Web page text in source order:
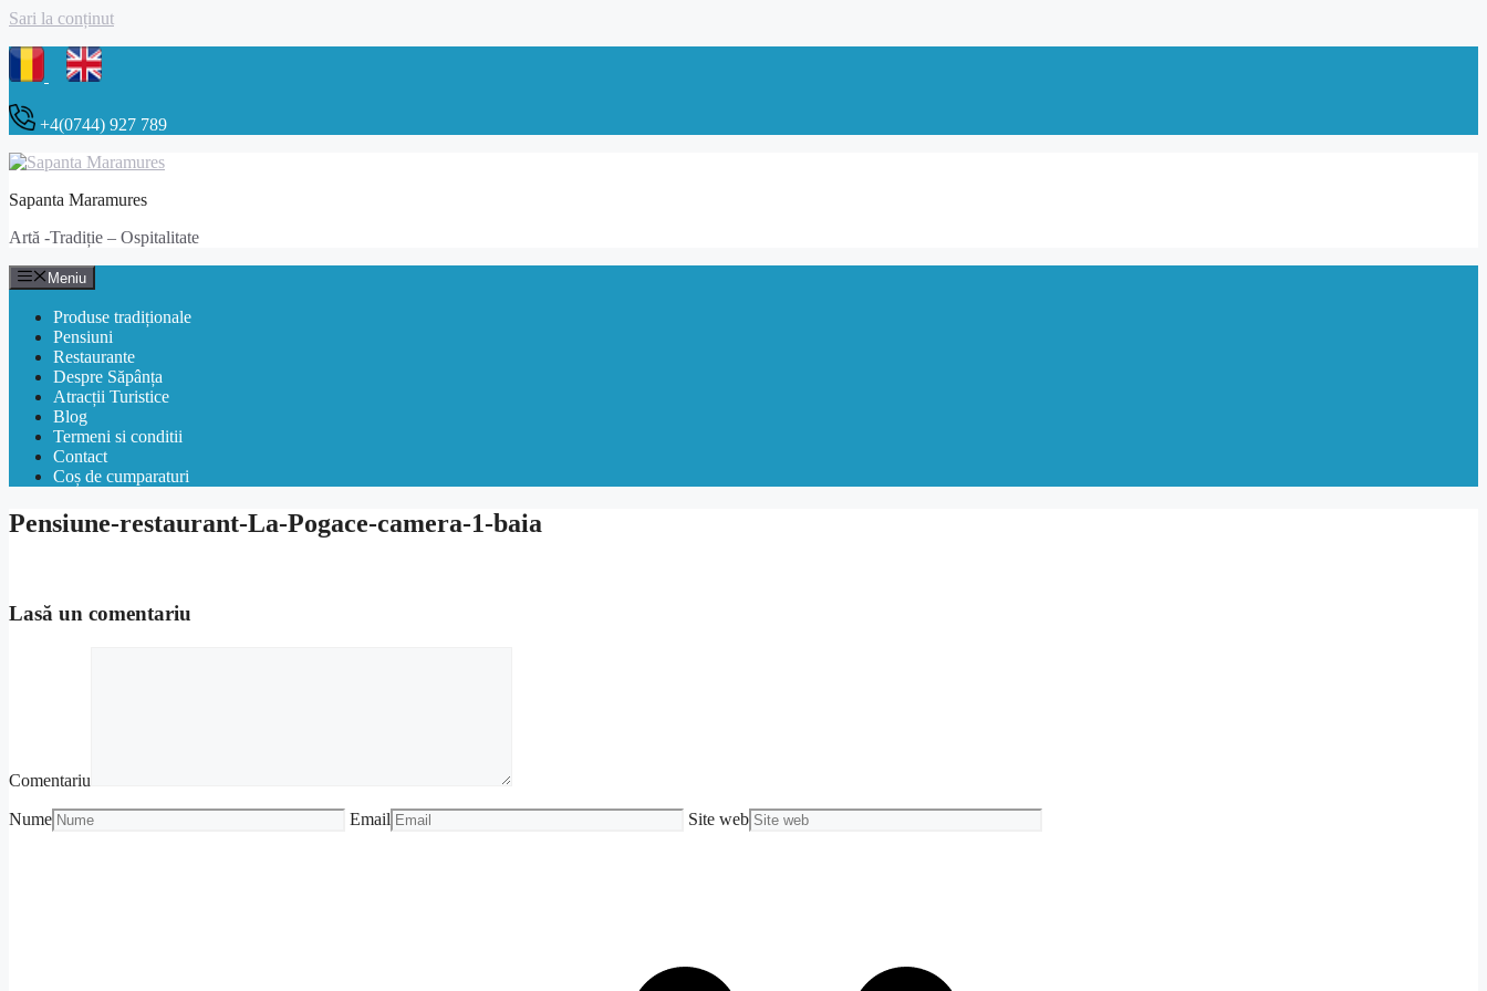
Sari la conținut
+4(0744) 927 789
Sapanta Maramures
Artă -Tradiție – Ospitalitate
Meniu
Produse tradiționale
Pensiuni
Restaurante
Despre Săpânța
Atracții Turistice
Blog
Termeni si conditii
Contact
Coș de cumparaturi
Pensiune-restaurant-La-Pogace-camera-1-baia
Lasă un comentariu
Comentariu
Nume Email Site web